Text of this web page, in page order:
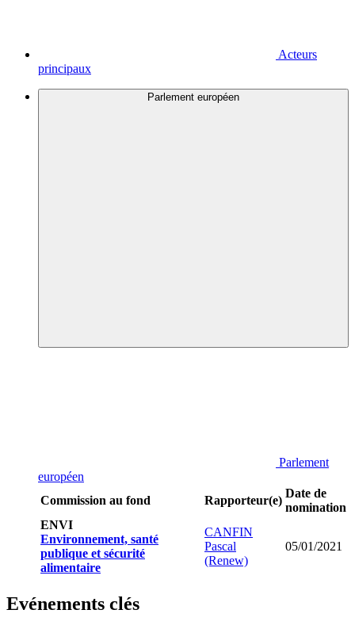
Acteurs
principaux
Parlement européen
Parlement
européen
Commission au fond
Rapporteur(e)
Date de
nomination
ENVI
Environnement, santé
publique et sécurité
alimentaire
CANFIN
Pascal
(Renew)
05/01/2021
Evénements clés